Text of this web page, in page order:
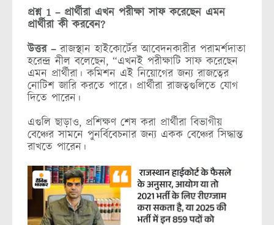
প্রশ্ন 1 – প্রার্থীরা এখন পরীক্ষা সাফ করেছেন এমন
প্রার্থীরা কী করবেন?
উত্তর –রাজস্থান হাইকোর্টের আবেদনকারীর পরামর্শদাতা
হরেন্দ্র নীল বলেছেন, “এখনই পরীক্ষাটি সাফ করেছেন
এমন প্রার্থীরা। কমিশন এই নিয়োগের জন্য রাজত্বের
নোটিশ জারি করতে পারে। প্রার্থীরা রাজত্বগুলিতে যোগ
দিতে পারেন।
এগুলি ছাড়াও, প্রশিক্ষণ শেষ করা প্রার্থীরা বিভাগীয়
বেঞ্চের সামনে পুনর্বিবেচনার জন্য একক বেঞ্চের সিদ্ধান্ত
রাখতে পারেন।